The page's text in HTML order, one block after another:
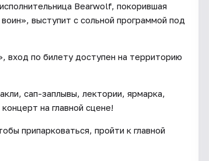
Bearwolf, покорившая
выступит с сольной программой под
вход по билету доступен на территорию
сап-заплывы, лектории, ярмарка,
на главной сцене!
припарковаться, пройти к главной